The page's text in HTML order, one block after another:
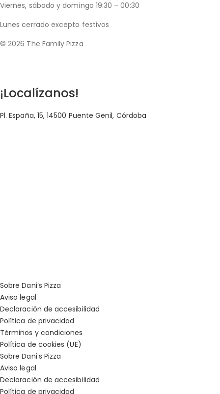
Viernes, sábado y domingo 19:30 – 00:30
Lunes cerrado excepto festivos
© 2026 The Family Pizza
¡Localízanos!
Pl. España, 15, 14500 Puente Genil, Córdoba
Sobre Dani’s Pizza
Aviso legal
Declaración de accesibilidad
Política de privacidad
Términos y condiciones
Política de cookies (UE)
Sobre Dani’s Pizza
Aviso legal
Declaración de accesibilidad
Política de privacidad